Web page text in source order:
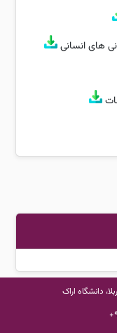
های انسانی
دانشگاه اراک